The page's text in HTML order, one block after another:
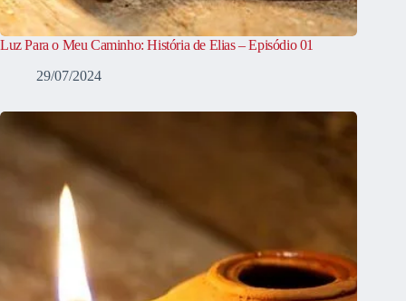
Luz Para o Meu Caminho: História de Elias – Episódio 01
29/07/2024